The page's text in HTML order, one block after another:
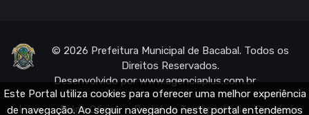
Este Portal utiliza cookies para oferecer uma melhor experiência
de navegação. Ao seguir navegando neste portal entendemos
© 2026 Prefeitura Municipal de Bacabal. Todos os
Direitos Reservados.
Desenvolvido porwww.agenciaplus.com.br
Início Diário Oficial Portal da Transparência Ouvidoria